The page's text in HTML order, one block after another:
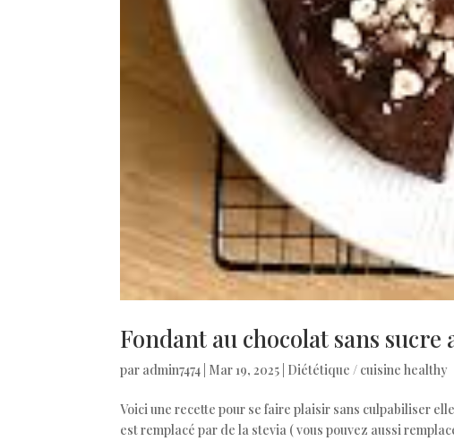
Fondant au chocolat sans
par admin7474 Mar 19, 2025 Diététique / cuisine healthy
Voici une recette pour se faire plaisir sans culpabiliser
est remplacé par de la stevia ( vous pouvez aussi